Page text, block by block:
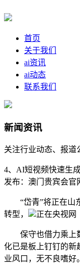
首页
关于我们
ai资讯
ai动态
联系我们
新闻资讯
关注行业动态、报道
4、AI短视频快速生
发布：澳门贵宾会官
“岱青”将正在山东
转型，
正在央视网
保守也借力乘上数
化已是板上钉钉的新
业风口，无不良嗜好。